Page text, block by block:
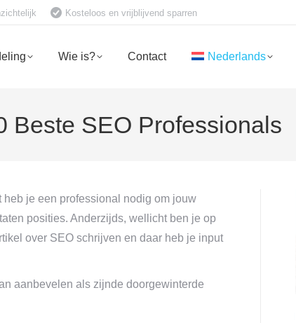
Kosteloos en vrijblijvend sparren
Wie is? Contact Nederlands
Beste SEO Professionals
je een professional nodig om jouw
posities. Anderzijds, wellicht ben je op
over SEO schrijven en daar heb je input
aanbevelen als zijnde doorgewinterde